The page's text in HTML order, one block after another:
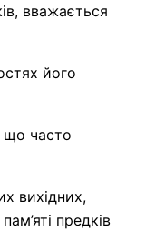
вважається
його
що часто
вихідних,
предків